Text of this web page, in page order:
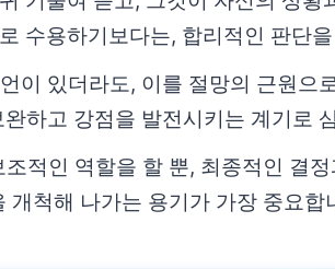
수용하기보다는, 합리적인 판단
이 있더라도, 이를 절망의 근원
하고 강점을 발전시키는 계기로
적인 역할을 할 뿐, 최종적인 결
개척해 나가는 용기가 가장 중요합